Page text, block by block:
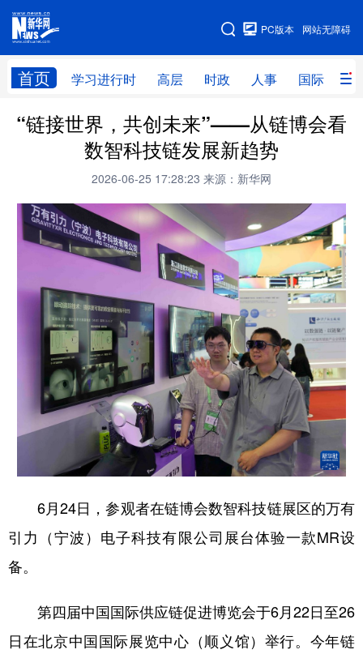
网站无障碍
PC版本
首页 学习进行时 高层 时政 人事 国际 财
网站地图
学习进行时 高层 时政 人事
财经 网评
全球连线
科技 科创 体育
文化 书画 健康 军事
访谈 图片 政务
法律 中央文件 金融 汽车
食品 人居 信息化 数字经济
学术中国 乡村振兴 银龄 溯源中国
城市 旅游 能源 会展
时尚 悦读
文化产业
“链接世界，共创未来”——从链博会看
数智科技链发展新趋势
2026-06-25 17:28:23 来源：新华网
6月24日，参观者在链博会数智科技链展区的万有
引力（宁波）电子科技有限公司展台体验一款MR设
备。
第四届中国国际供应链促进博览会于6月22日至26
日在北京中国国际展览中心（顺义馆）举行。今年链